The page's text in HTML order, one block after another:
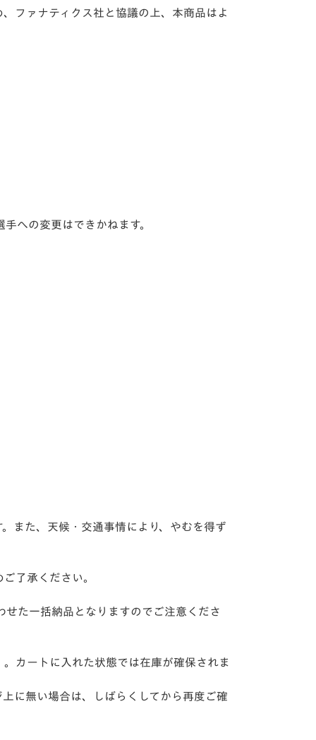
ファナティクス社と協議の上、本商品はよ
への変更はできかねます。
また、天候・交通事情により、やむを得ず
了承ください。
た一括納品となりますのでご注意くださ
カートに入れた状態では在庫が確保されま
に無い場合は、しばらくしてから再度ご確